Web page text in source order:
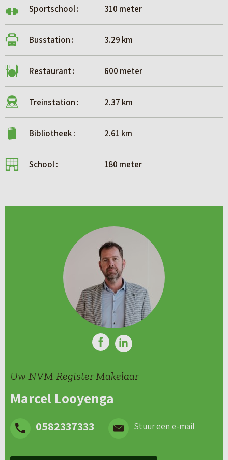
Sportschool : 310 meter
Busstation : 3.29 km
Restaurant : 600 meter
Treinstation : 2.37 km
Bibliotheek : 2.61 km
School : 180 meter
Uw NVM Register Makelaar
Marcel Looyenga
0582337333 Stuur een e-mail